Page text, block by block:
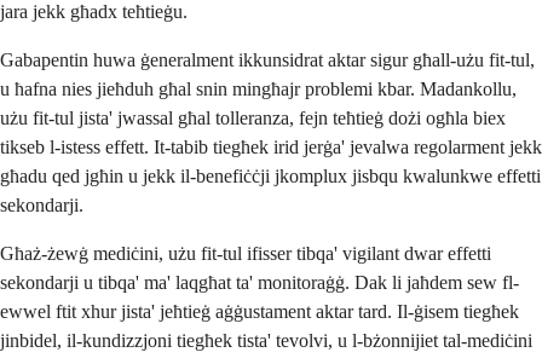
jara jekk għadx teħtieġu.
Gabapentin huwa ġeneralment ikkunsidrat aktar sigur għall-użu fit-tul,
u ħafna nies jieħduh għal snin mingħajr problemi kbar. Madankollu,
użu fit-tul jista' jwassal għal tolleranza, fejn teħtieġ dożi ogħla biex
tikseb l-istess effett. It-tabib tiegħek irid jerġa' jevalwa regolarment jekk
għadu qed jgħin u jekk il-benefiċċji jkomplux jisbqu kwalunkwe effetti
sekondarji.
Għaż-żewġ mediċini, użu fit-tul ifisser tibqa' vigilant dwar effetti
sekondarji u tibqa' ma' laqgħat ta' monitoraġġ. Dak li jaħdem sew fl-
ewwel ftit xhur jista' jeħtieġ aġġustament aktar tard. Il-ġisem tiegħek
jinbidel, il-kundizzjoni tiegħek tista' tevolvi, u l-bżonnijiet tal-mediċini